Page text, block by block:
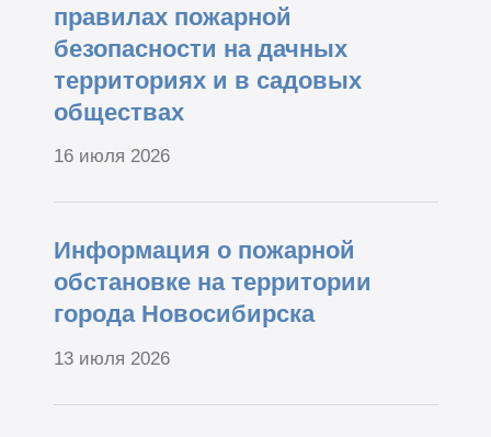
правилах пожарной
безопасности на дачных
территориях и в садовых
обществах
16 июля 2026
Информация о пожарной
обстановке на территории
города Новосибирска
13 июля 2026